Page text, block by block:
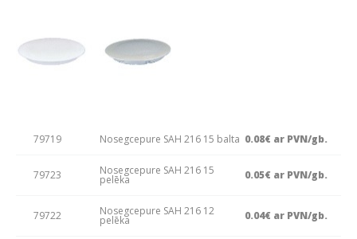
79719 Nosegcepure SAH 216 15 balta 0.08€ ar PVN/gb.
79723 Nosegcepure SAH 216 15
pelēka 0.05€ ar PVN/gb.
79722 Nosegcepure SAH 216 12
pelēka 0.04€ ar PVN/gb.